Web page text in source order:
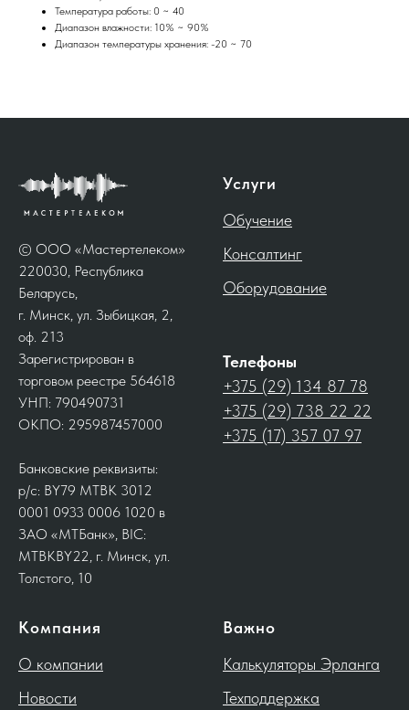
Температура работы: 0 ~ 40
Диапазон влажности: 10% ~ 90%
Диапазон температуры хранения: -20 ~ 70
© ООО «Мастертелеком»
220030, Республика
Беларусь,
г. Минск, ул. Зыбицкая, 2,
оф. 213
Зарегистрирован в
торговом реестре 564618
УНП: 790490731
ОКПО: 295987457000
Банковские реквизиты:
р/с: BY79 MTBK 3012
0001 0933 0006 1020 в
ЗАО «МТБанк», BIC:
MTBKBY22, г. Минск, ул.
Толстого, 10
Услуги
Обучение
Консалтинг
Оборудование
Телефоны
+375 (29) 134 87 78
+375 (29) 738 22 22
+375 (17) 357 07 97
Компания
О компании
Новости
Важно
Калькуляторы Эрланга
Техподдержка